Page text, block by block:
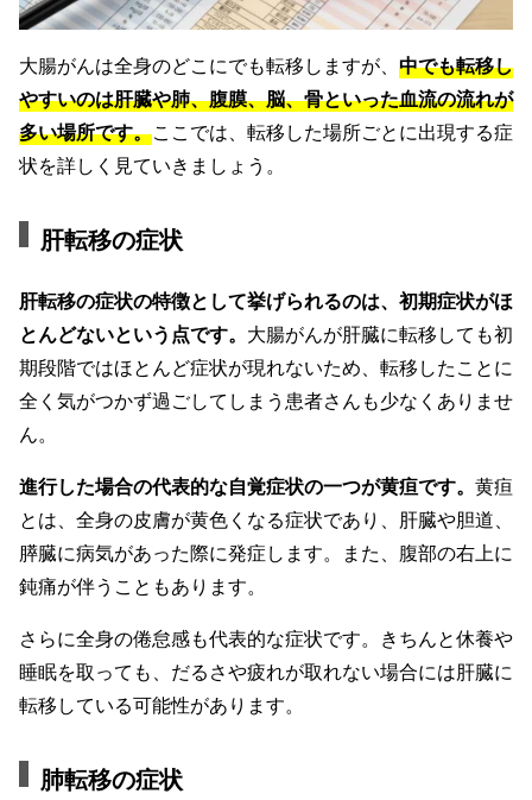
大腸がんは全身のどこにでも転移しますが、 中でも転移し
やすいのは肝臓や肺、腹膜、脳、骨といった血流の流れが
多い場所です。ここでは、転移した場所ごとに出現する症
状を詳しく見ていきましょう。
肝転移の症状
肝転移の症状の特徴として挙げられるのは、初期症状がほ
とんどないという点です。 大腸がんが肝臓に転移しても初
期段階ではほとんど症状が現れないため、転移したことに
全く気がつかず過ごしてしまう患者さんも少なくありませ
ん。
進行した場合の代表的な自覚症状の一つが黄疸です。 黄疸
とは、全身の皮膚が黄色くなる症状であり、肝臓や胆道、
膵臓に病気があった際に発症します。また、腹部の右上に
鈍痛が伴うこともあります。
さらに全身の倦怠感も代表的な症状です。きちんと休養や
睡眠を取っても、だるさや疲れが取れない場合には肝臓に
転移している可能性があります。
肺転移の症状